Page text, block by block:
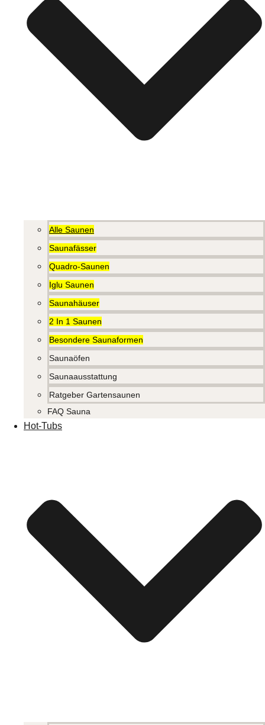
Alle Saunen
Saunafässer
Quadro-Saunen
Iglu Saunen
Saunahäuser
2 In 1 Saunen
Besondere Saunaformen
Saunaöfen
Saunaausstattung
Ratgeber Gartensaunen
FAQ Sauna
Hot-Tubs